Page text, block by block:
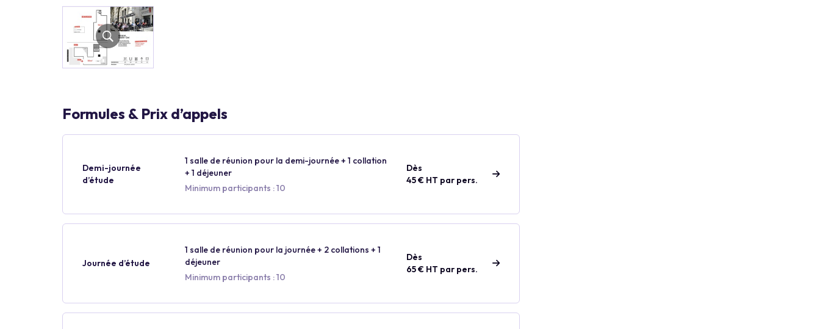
Formules & Prix d’appels
Demi-journée
d’étude
1 salle de réunion pour la demi-journée + 1 collation
+ 1 déjeuner
Minimum participants : 10
Dès
45 € HT par pers.
Journée d’étude
1 salle de réunion pour la journée + 2 collations + 1
déjeuner
Minimum participants : 10
Dès
65 € HT par pers.